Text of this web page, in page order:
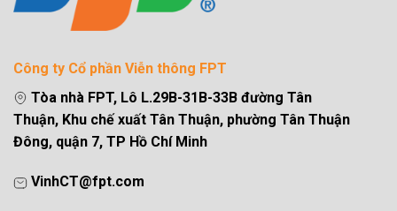
Công ty Cổ phần Viễn thông FPT
Tòa nhà FPT, Lô L.29B-31B-33B đường Tân
Thuận, Khu chế xuất Tân Thuận, phường Tân Thuận
Đông, quận 7, TP Hồ Chí Minh
VinhCT@fpt.com